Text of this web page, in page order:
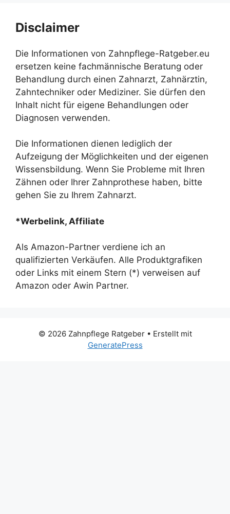
Disclaimer
Die Informationen von Zahnpflege-Ratgeber.eu
ersetzen keine fachmännische Beratung oder
Behandlung durch einen Zahnarzt, Zahnärztin,
Zahntechniker oder Mediziner. Sie dürfen den
Inhalt nicht für eigene Behandlungen oder
Diagnosen verwenden.
Die Informationen dienen lediglich der
Aufzeigung der Möglichkeiten und der eigenen
Wissensbildung. Wenn Sie Probleme mit Ihren
Zähnen oder Ihrer Zahnprothese haben, bitte
gehen Sie zu Ihrem Zahnarzt.
*Werbelink, Affiliate
Als Amazon-Partner verdiene ich an
qualifizierten Verkäufen. Alle Produktgrafiken
oder Links mit einem Stern (*) verweisen auf
Amazon oder Awin Partner.
© 2026 Zahnpflege Ratgeber• Erstellt mit
GeneratePress